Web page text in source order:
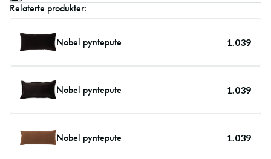
Relaterte produkter:
Nobel pyntepute 1.039
Nobel pyntepute 1.039
Nobel pyntepute 1.039